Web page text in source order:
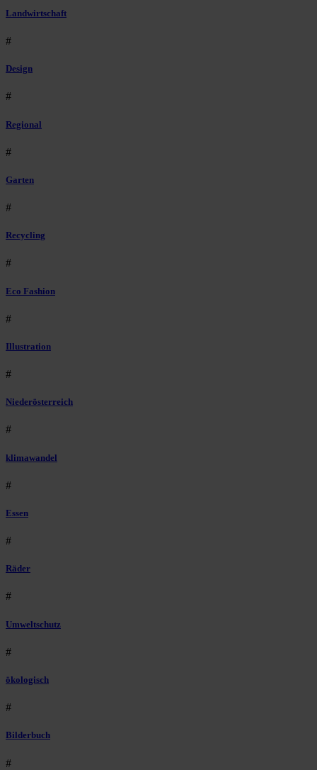
Landwirtschaft
#
Design
#
Regional
#
Garten
#
Recycling
#
Eco Fashion
#
Illustration
#
Niederösterreich
#
klimawandel
#
Essen
#
Räder
#
Umweltschutz
#
ökologisch
#
Bilderbuch
#